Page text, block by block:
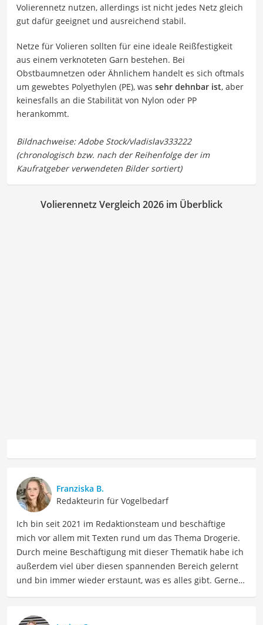
Volierennetz nutzen, allerdings ist nicht jedes Netz gleich
gut dafür geeignet und ausreichend stabil.
Netze für Volieren sollten für eine ideale Reißfestigkeit
aus einem verknoteten Garn bestehen. Bei
Obstbaumnetzen oder Ähnlichem handelt es sich oftmals
um gewebtes Polyethylen (PE), was sehr dehnbar ist, aber
keinesfalls an die Stabilität von Nylon oder PP
herankommt.
Volierennetz Vergleich 2026 im Überblick
Franziska B.
Redakteurin für Vogelbedarf
Ich bin seit 2021 im Redaktionsteam und beschäftige
mich vor allem mit Texten rund um das Thema Drogerie.
Durch meine Beschäftigung mit dieser Thematik habe ich
außerdem viel über diesen spannenden Bereich gelernt
und bin immer wieder erstaunt, was es alles gibt. Gerne
über Beauty- sowie Pflegeprodukte, Gesundheitsartikel,